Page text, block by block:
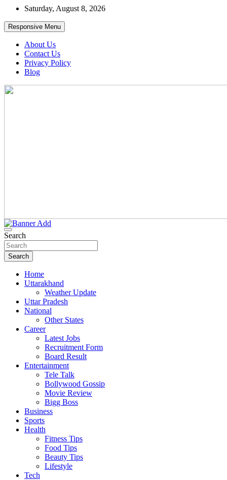
Skip
content
Saturday, August 8, 2026
Responsive Menu
About Us
Contact Us
Privacy Policy
Blog
Search
Search
Home
Uttarakhand
Weather Update
Uttar Pradesh
National
Other States
Career
Latest Jobs
Recruitment Form
Board Result
Entertainment
Tele Talk
Bollywood Gossip
Movie Review
Bigg Boss
Business
Sports
Health
Fitness Tips
Food Tips
Beauty Tips
Lifestyle
Tech